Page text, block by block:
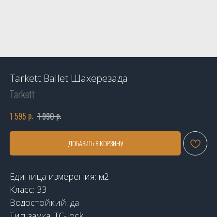
Tarkett Ballet Шахерезада
Tarkett
1 595 р. 1 990р.
ДОБАВИТЬ В КОРЗИНУ
Единица измерения: м2
Класс: 33
Водостойкий: да